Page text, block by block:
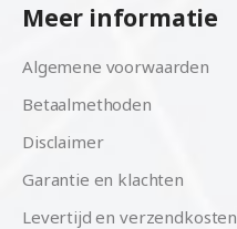
Meer informatie
Algemene voorwaarden
Betaalmethoden
Disclaimer
Garantie en klachten
Levertijd en verzendkosten